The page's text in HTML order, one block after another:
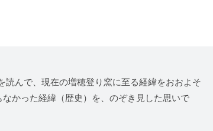
んで、現在の増穂登り窯に至る経緯をおおよそ
かった経緯（歴史）を、のぞき見した思いで